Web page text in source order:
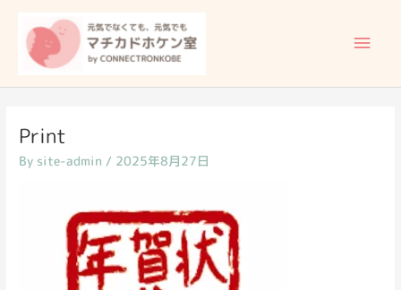
イ
ン
Print
By site-admin / 2025年8月27日